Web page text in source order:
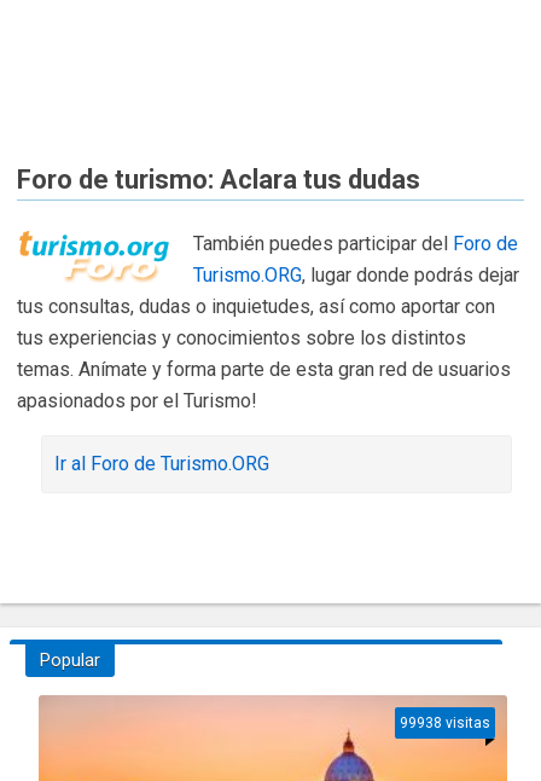
Foro de turismo: Aclara tus dudas
También puedes participar del Foro de
Turismo.ORG, lugar donde podrás dejar
tus consultas, dudas o inquietudes, así como aportar con
tus experiencias y conocimientos sobre los distintos
temas. Anímate y forma parte de esta gran red de usuarios
apasionados por el Turismo!
Ir al Foro de Turismo.ORG
Popular
99938 visitas